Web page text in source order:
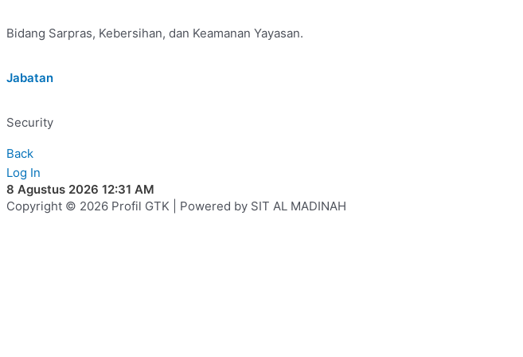
Bidang Sarpras, Kebersihan, dan Keamanan Yayasan.
Jabatan
Security
Back
Log In
8 Agustus 2026 12:31 AM
Copyright © 2026 Profil GTK | Powered by SIT AL MADINAH